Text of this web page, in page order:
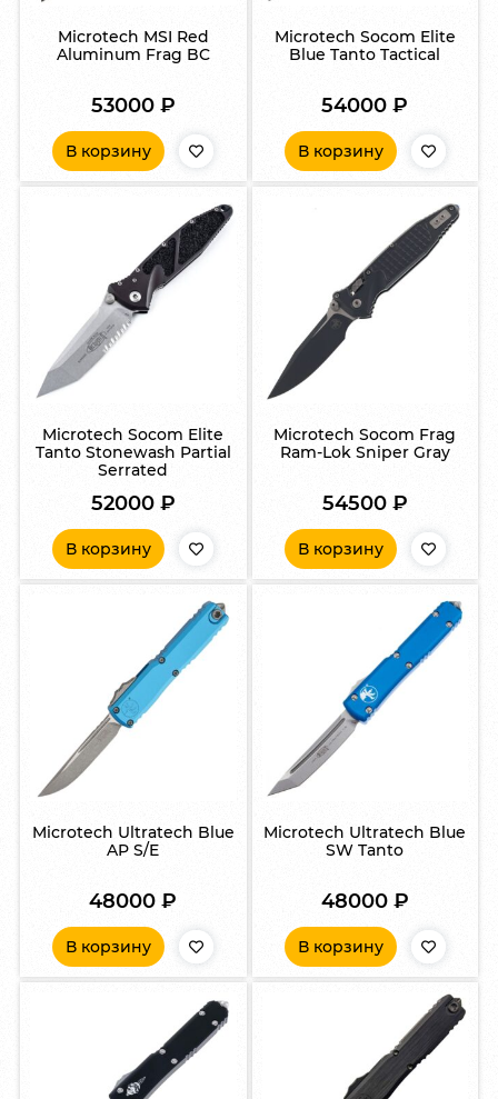
Microtech MSI Red
Aluminum Frag BC
53000 ₽
В корзину
Microtech Socom Elite
Blue Tanto Tactical
54000₽
В корзину
Microtech Socom Elite
Tanto Stonewash Partial
Serrated
52000 ₽
В корзину
Microtech Socom Frag
Ram-Lok Sniper Gray
54500 ₽
В корзину
Microtech Ultratech Blue
AP S/E
48000₽
В корзину
Microtech Ultratech Blue
SW Tanto
48000 ₽
В корзину